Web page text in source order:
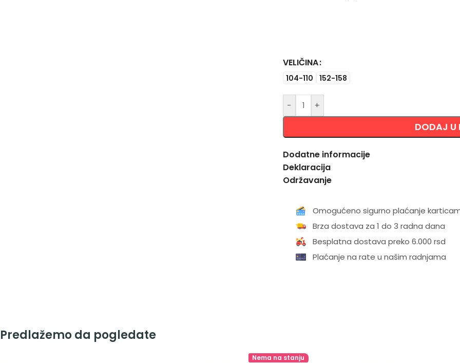
VELIČINA
104-110 152-158
- +
DODAJ U
Alternative:
Dodatne informacije
Deklaracija
Održavanje
Omogućeno sigurno plaćanje
Brza dostava za 1 do 3 radna dana
Besplatna dostava preko 6.000 rsd
Plaćanje na rate u našim radnjama
Predlažemo da pogledate
Nema na stanju